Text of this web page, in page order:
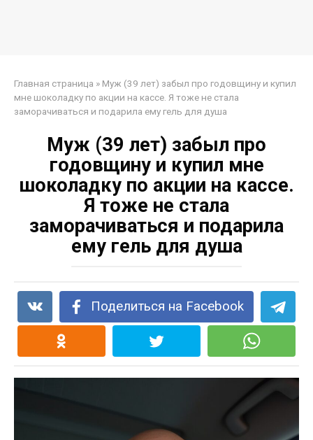
Главная страница » Муж (39 лет) забыл про годовщину и купил
мне шоколадку по акции на кассе. Я тоже не стала
заморачиваться и подарила ему гель для душа
Муж (39 лет) забыл про
годовщину и купил мне
шоколадку по акции на кассе.
Я тоже не стала
заморачиваться и подарила
ему гель для душа
Поделиться на Facebook